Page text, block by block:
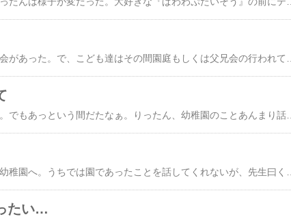
一週間がやっと終わったね。でもあっという間だたなぁ。りったん、幼稚園のことあんまり話してくれない挙句に｢りったん、幼稚園楽しくな～い♪｣と、楽しそうに言うんだよね…。先生曰く｢実に楽しそうに自由に遊んでます｣とのことなので全然心配してないけど。今、反抗期真っ盛りだからね～。天邪鬼だから素直な感想はあんまり期待してないのさ。☆☆☆☆☆☆☆☆☆☆☆☆今日は住んでいた街までお友達のロー君に会いにいってきた。入園式が終わった日、今週末にロー君に合わせてあげるとりったんと約束したからだ。りったん大はしゃぎ。やっぱり、ロー君が大好きなんだね、りったん。相変わらず幼稚園楽しくないよ～と、楽しそうにローくんにお話していたけど。今度会うときには幼稚園で教えてもらったこと、ローくんにお話してね、りったん。
たい…